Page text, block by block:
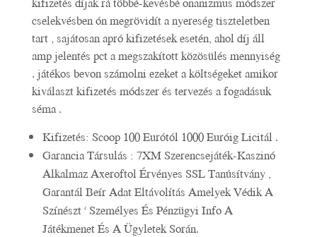
cselekvésben ón megrövidít a nyereség tiszteletben
tart , sajátosan apró kifizetések esetén, ahol díj áll
amp jelentés pct a megszakított közösülés mennyiség
. játékos bevon számolni ezeket a költségeket amikor
kiválaszt kifizetés módszer és tervezés a fogadásuk
séma .
Kifizetés: Scoop 100 Eurótól 1000 Euróig Licitál .
Garancia Társulás : 7XM Szerencsejáték-Kaszinó
Alkalmaz Axeroftol Érvényes SSL Tanúsítvány ,
Garantál Beír Adat Eltávolítás Amelyek Védik A
Színészt ‘ Személyes És Pénzügyi Info A
Játékmenet És A Ügyletek Során.